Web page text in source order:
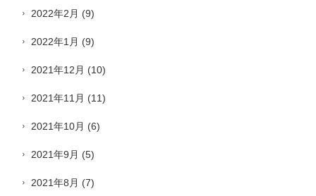
2022年2月 (9)
2022年1月 (9)
2021年12月 (10)
2021年11月 (11)
2021年10月 (6)
2021年9月 (5)
2021年8月 (7)